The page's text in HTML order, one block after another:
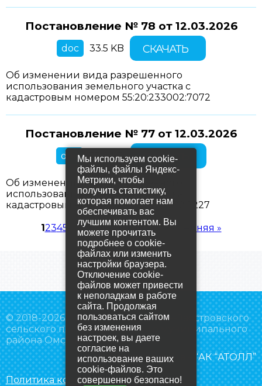
Постановление № 78 от 12.03.2026
doc 33.5 KB СКАЧАТЬ
Об изменении вида разрешенного
использования земельного участка с
кадастровым номером 55:20:233002:7072
Постановление № 77 от 12.03.2026
doc 33.0 KB СКАЧАТЬ
Об изменении вида разрешенного
использования земельного участка с
кадастровым номером 55:20:233002:2227
Страницы
12345 789…следующая ›последняя »
© 2018-2026 Администрация Усть-Заостровского
сельского поселения Омского муниципального
района Омской области
Создание сайта
– “АК “АТОЛЛ”
Политика конфиденциальности
Мы используем cookie-
файлы, файлы Яндекс-
Метрики, чтобы
получить статистику,
которая помогает нам
обеспечивать вас
лучшим контентом. Вы
можете прочитать
подробнее о cookie-
файлах или изменить
настройки браузера.
Отключение cookie-
файлов может привести
к неполадкам в работе
сайта. Продолжая
пользоваться сайтом
без изменения
настроек, вы даете
согласие на
использование ваших
cookie-файлов. Это
совершенно безопасно!